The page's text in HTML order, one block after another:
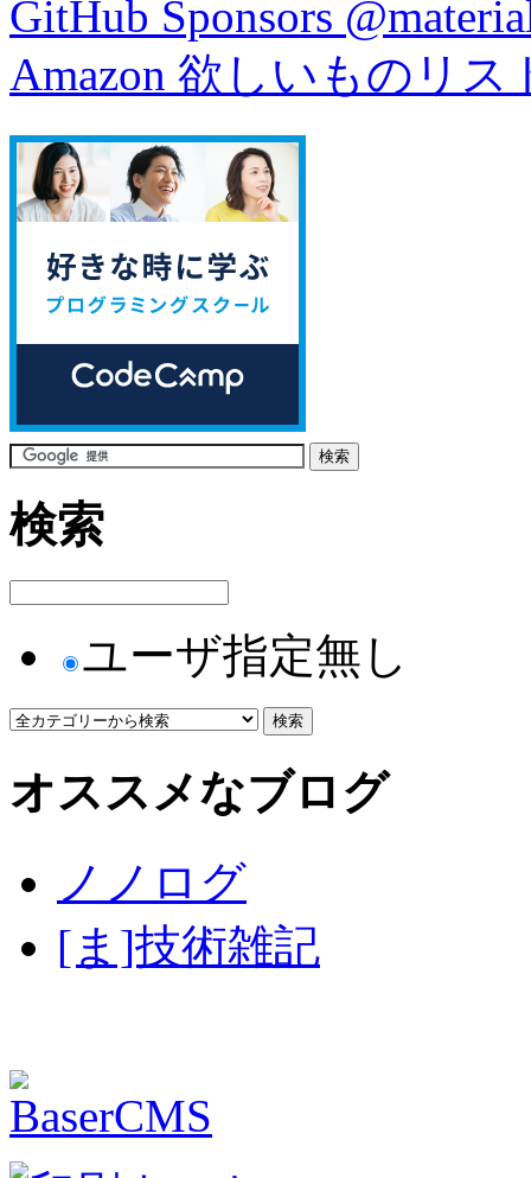
GitHub Sponsors
Amazon 欲しいものリス
検索
ユーザ指定無し
オススメなブログ
ノノログ
[ま]技術雑記